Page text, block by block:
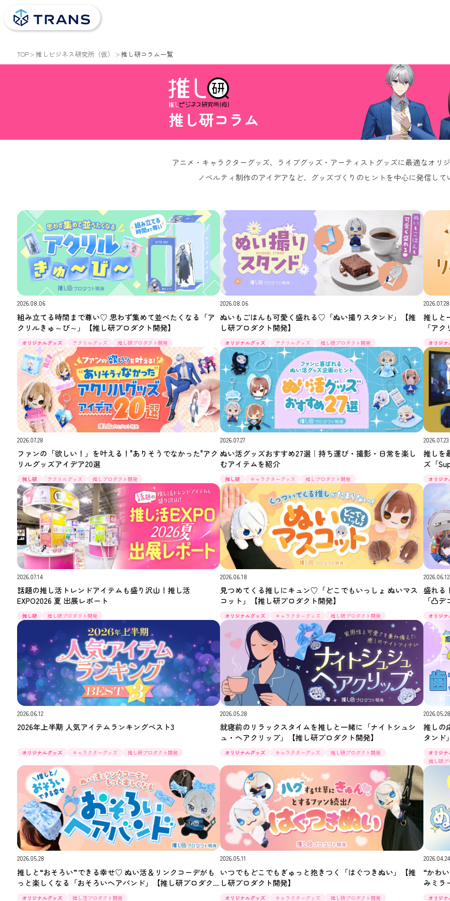
TOP 推しビジネス研究所（仮） 推し研コラム一覧
推し研コラム
アニメ・キャラクターグッズ、ライブグッズ・アーティストグッズに最適なオリ
ノベルティ制作のアイデアなど、グッズづくりのヒントを中心に発信して
2026.08.06
組み立てる時間まで尊い♡ 思わず集めて並べたくなる「ア
クリルきゅ～び～」【推し研プロダクト開発】
オリジナルグッズ アクリルグッズ 推し研プロダクト開発
2026.08.06
ぬいもごはんも可愛く盛れる♡「ぬい撮りスタンド」【推
し研プロダクト開発】
オリジナルグッズ アクリルグッズ 推し研プロダクト開発
2026.07.28
推しと
「ア
ダク
オリジ
2026.07.28
ファンの「欲しい！」を叶える！"ありそうでなかった"アク
リルグッズアイデア20選
推し研 アクリルグッズ 推しプロダクト開発
2026.07.27
ぬい活グッズおすすめ27選｜持ち運び・撮影・日常を楽し
むアイテムを紹介
推し研 キャラクターグッズ 推しプロダクト開発
2026.07.23
推しを
ズ「
オリジ
2026.07.14
話題の推し活トレンドアイテムも盛り沢山！推し活
EXPO2026 夏 出展レポート
推し研 推し研プロダクト開発
2026.06.18
見つめてくる推しにキュン♡「どこでもいっしょ ぬいマス
コット」【推し研プロダクト開発】
オリジナルグッズ キャラクターグッズ 推し研プロダクト開発
2026.06.12
盛れる
「凸
オリジ
2026.06.12
2026年上半期 人気アイテムランキングベスト3
オリジナルグッズ キャラクターグッズ 推し研プロダクト開発
2026.05.28
就寝前のリラックスタイムを推しと一緒に「ナイトシュシ
ュ・ヘアクリップ」【推し研プロダクト開発】
オリジナルグッズ キャラクターグッズ 推し研プロダクト開発
推しの
タンド
オリジ
推し研
2026.05.28
推しと“おそろい”できる幸せ♡ ぬい活＆リンクコーデがも
っと楽しくなる「おそろいヘアバンド」【推し研プロダク
ト開発】
オリジナルグッズ 推し活プロダクト開発
2026.05.11
いつでもどこでもぎゅっと抱きつく「はぐつきぬい」【推
し研プロダクト開発】
オリジナルグッズ キャラクターグッズ 推し研プロダクト開発
2026.04.24
“かわ
みミラ
オリジ